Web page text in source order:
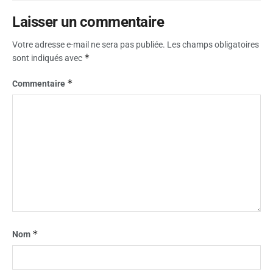
Laisser un commentaire
Votre adresse e-mail ne sera pas publiée. Les champs obligatoires
sont indiqués avec *
Commentaire *
Nom *